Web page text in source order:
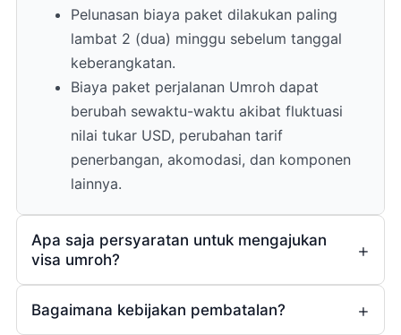
Pelunasan biaya paket dilakukan paling
lambat 2 (dua) minggu sebelum tanggal
keberangkatan.
Biaya paket perjalanan Umroh dapat
berubah sewaktu-waktu akibat fluktuasi
nilai tukar USD, perubahan tarif
penerbangan, akomodasi, dan komponen
lainnya.
Apa saja persyaratan untuk mengajukan
visa umroh?
Bagaimana kebijakan pembatalan?